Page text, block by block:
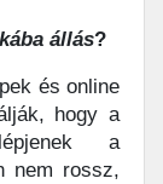
állás?
és online
hogy a
a
nem rossz,